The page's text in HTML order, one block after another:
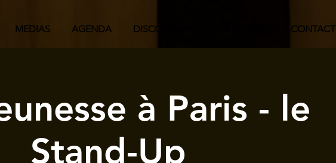
MEDIAS AGENDA DISCOGRAPHIE CONTACT
à Paris - le
Stand-Up